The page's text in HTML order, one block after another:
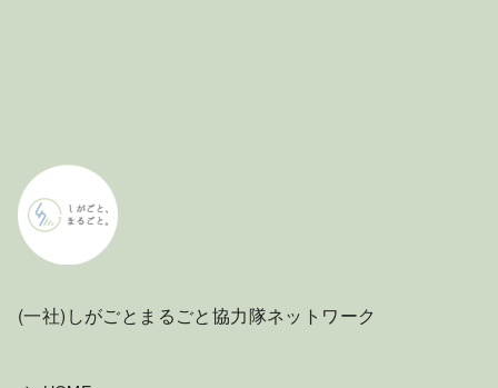
(一社)しがごとまるごと協力隊ネットワーク